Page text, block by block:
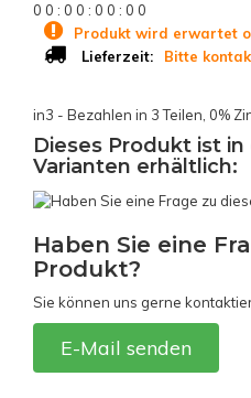
0 0 : 0 0 : 0 0 : 0 0
Produkt wird erwartet
Lieferzeit:
Bitte
in3 - Bezahlen in 3 Teilen, 0%
Dieses Produkt ist
Varianten erhältlich:
Haben Sie eine
Produkt?
Sie können uns gerne
E-Mail senden